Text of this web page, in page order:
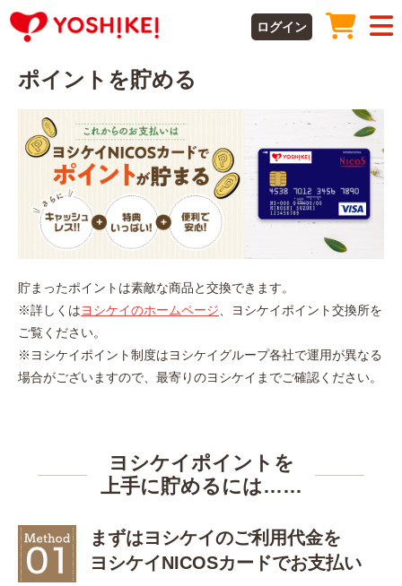
ログイン
ポイントを貯める
貯まったポイントは素敵な商品と交換できます。
※詳しくはヨシケイのホームページ 、ヨシケイポイント交換所を
ご覧ください。
※ヨシケイポイント制度はヨシケイグループ各社で運用が異なる
場合がございますので、最寄りのヨシケイまでご確認ください。
ヨシケイポイントを
上手に貯めるには……
まずはヨシケイのご利用代金を
ヨシケイNICOSカードでお支払い